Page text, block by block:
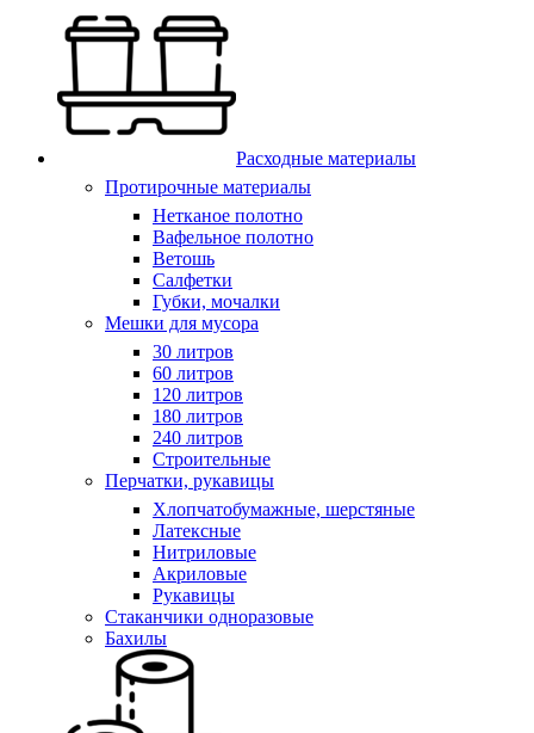
Расходные материалы
Протирочные материалы
Нетканое полотно
Вафельное полотно
Ветошь
Салфетки
Губки, мочалки
Мешки для мусора
30 литров
60 литров
120 литров
180 литров
240 литров
Строительные
Перчатки, рукавицы
Хлопчатобумажные, шерстяные
Латексные
Нитриловые
Акриловые
Рукавицы
Стаканчики одноразовые
Бахилы